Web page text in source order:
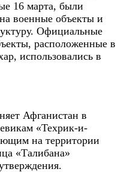
16 марта, были
военные объекты и
Официальные
расположенные в
использовались в
Афганистан в
«Техрик-и-
на территории
«Талибана»